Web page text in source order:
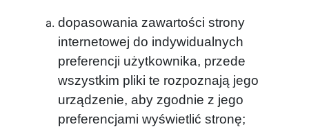
dopasowania zawartości strony
internetowej do indywidualnych
preferencji użytkownika, przede
wszystkim pliki te rozpoznają jego
urządzenie, aby zgodnie z jego
preferencjami wyświetlić stronę;